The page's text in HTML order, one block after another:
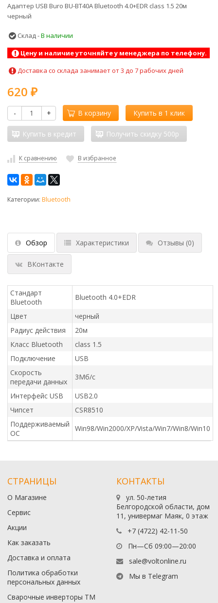
Адаптер USB Buro BU-BT40A Bluetooth 4.0+EDR class 1.5 20м
черный
Склад -В наличии
Цену и наличие уточняйте у менеджера по телефону.
Доставка со склада занимает от 3 до 7 рабочих дней
620 ₽
- + В корзину Купить в 1 клик
Купить в кредит Получить скидку 500р
К сравнению В избранное
Категории: Bluetooth
Обзор Характеристики Отзывы (0)
ВКонтакте
Стандарт
Bluetooth
Bluetooth 4.0+EDR
Цвет
черный
Радиус действия
20м
Класс Bluetooth
class 1.5
Подключение
USB
Скорость
передачи данных
3Мб/с
Интерфейс USB
USB2.0
Чипсет
CSR8510
Поддерживаемый
ОС
Win98/Win2000/XP/Vista/Win7/Win8/Win10
СТРАНИЦЫ
О Магазине
Сервис
Акции
Как заказать
Доставка и оплата
Политика обработки
персональных данных
Сварочные инверторы ТМ
КОНТАКТЫ
ул. 50-летия
Белгородской области, дом
11, универмаг Маяк, 0 этаж
+7 (4722) 42-11-50
Пн—Сб 09:00—20:00
sale@voltonline.ru
Мы в Telegram